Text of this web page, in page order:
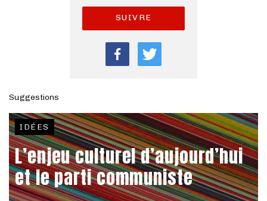
SUIVRE
Suggestions
IDÉES
L’enjeu culturel d’aujourd’hui
et le parti communiste